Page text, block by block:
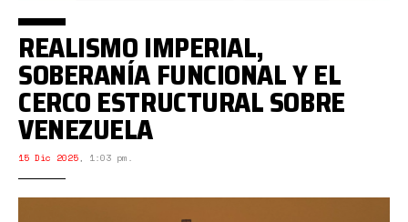
REALISMO IMPERIAL,
SOBERANÍA FUNCIONAL Y EL
CERCO ESTRUCTURAL SOBRE
VENEZUELA
15 Dic 2025, 1:03 pm.